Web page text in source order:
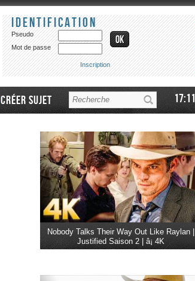
Identification
Pseudo
Mot de passe
Inscription
Créer sujet 17:11
Nobody Talks Their Way Out Like Raylan |
Justified Saison 2 | â¡ 4K